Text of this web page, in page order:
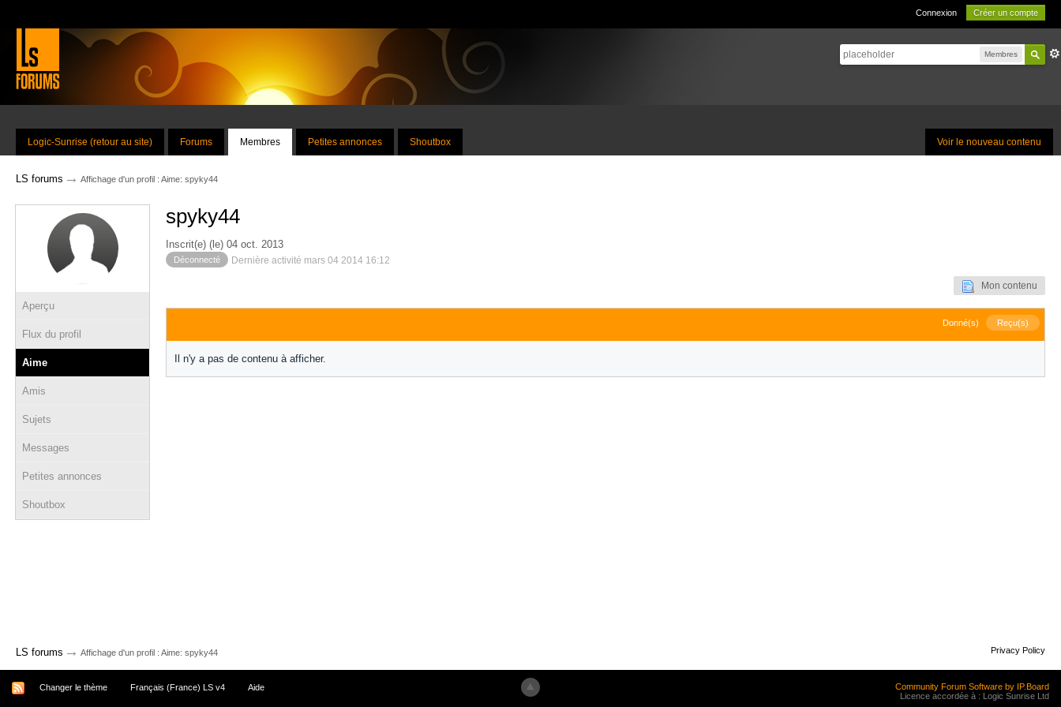
Connexion Créer un compte
Membres
Voir le nouveau contenu
Logic-Sunrise (retour au site) Forums Membres Petites annonces Shoutbox
LS forums → Affichage d'un profil : Aime: spyky44
Aperçu
Flux du profil
Aime
Amis
Sujets
Messages
Petites annonces
Shoutbox
spyky44
Inscrit(e) (le) 04 oct. 2013
Déconnecté Dernière activité mars 04 2014 16:12
Mon contenu
Donné(s) Reçu(s)
Il n'y a pas de contenu à afficher.
LS forums → Affichage d'un profil : Aime: spyky44 Privacy Policy
Changer le thème Français (France) LS v4 Aide
Community Forum Software by IP.Board
Licence accordée à : Logic Sunrise Ltd